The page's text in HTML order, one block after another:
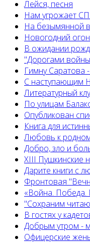
Лейся, песня
Нам угрожает
На безымянной
Новогодний
В ожидании
"Дорогами
Гимну Саратова
С наступающим
Литературный
По улицам
Опубликован
Книга для
Любовь к
Добро, зло и
XIII Пушкинские
Дарите книги с
Фронтовая
«Война. Победа.
"Сохраним
В гостях у
Добрым утром -
Офицерские